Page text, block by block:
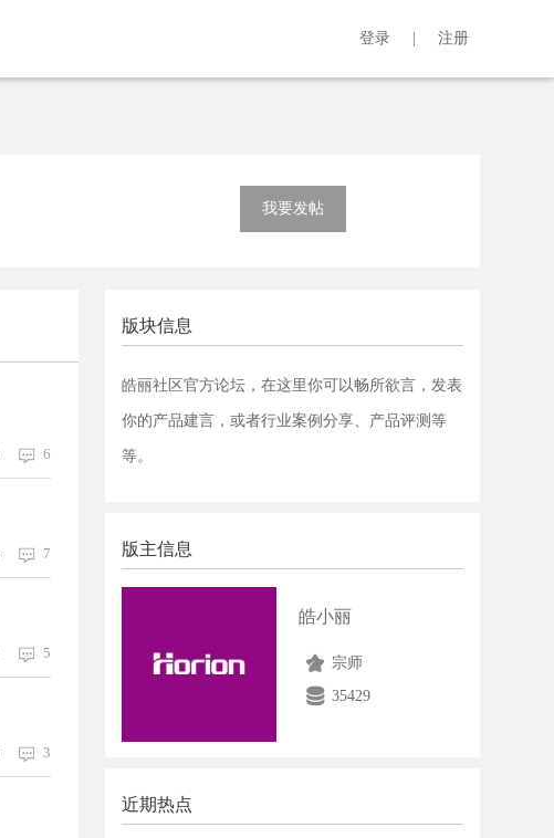
登录 注册
我要发帖
6
7
5
3
版块信息
皓丽社区官方论坛，在这里你可以畅所欲言，发表
你的产品建言，或者行业案例分享、产品评测等
等。
版主信息
皓小丽
宗师
35429
近期热点